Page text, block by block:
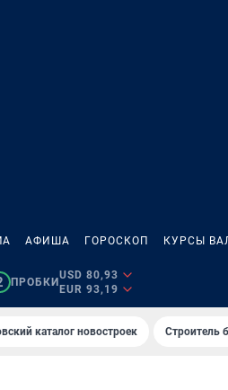
АФИША ГОРОСКОП КУРСЫ
ПРОБКИ
USD 80,93
EUR 93,19
каталог новостроек Строитель